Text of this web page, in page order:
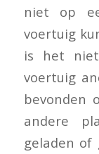
niet op
voertuig
is het
voertuig
bevonden
andere
geladen of